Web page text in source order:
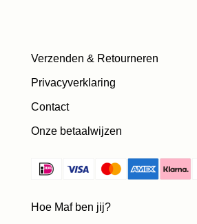
Verzenden & Retourneren
Privacyverklaring
Contact
Onze betaalwijzen
Hoe Maf ben jij?